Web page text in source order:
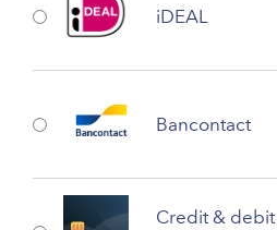
iDEAL
Bancontact
Credit & debit